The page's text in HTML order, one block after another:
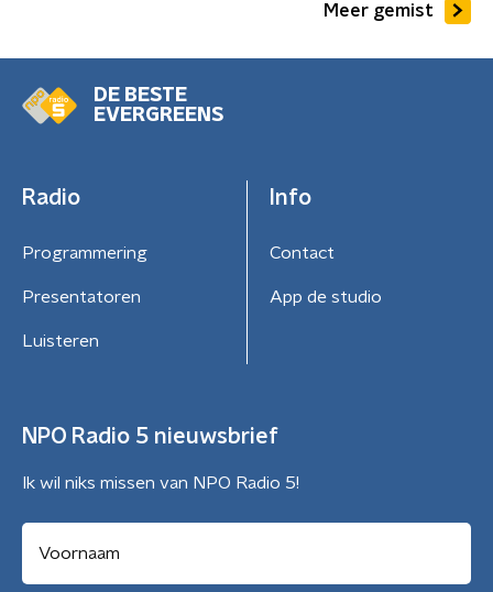
Meer gemist
DE BESTE
EVERGREENS
Radio
Programmering
Presentatoren
Luisteren
Info
Contact
App de studio
NPO Radio 5 nieuwsbrief
Ik wil niks missen van NPO Radio 5!